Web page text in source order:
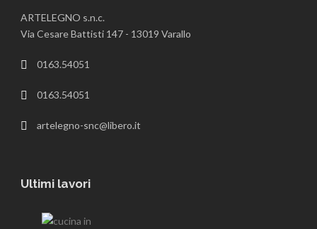
ARTELEGNO s.n.c.
Via Cesare Battisti 147 - 13019 Varallo
0163.54051
0163.54051
artelegno-snc@libero.it
Ultimi lavori